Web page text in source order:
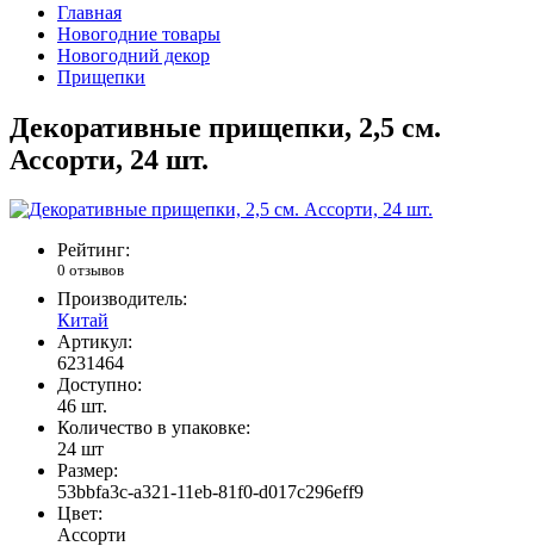
Главная
Новогодние товары
Новогодний декор
Прищепки
Декоративные прищепки, 2,5 см.
Ассорти, 24 шт.
Рейтинг:
0 отзывов
Производитель:
Китай
Артикул:
6231464
Доступно:
46 шт.
Количество в упаковке:
24 шт
Размер:
53bbfa3c-a321-11eb-81f0-d017c296eff9
Цвет:
Ассорти